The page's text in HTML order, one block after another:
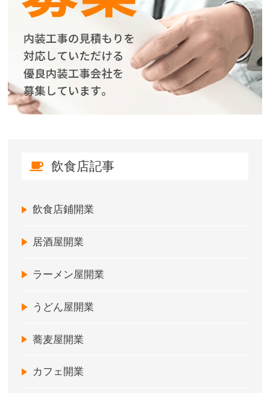
飲食店記事
飲食店鋪開業
居酒屋開業
ラーメン屋開業
うどん屋開業
蕎麦屋開業
カフェ開業